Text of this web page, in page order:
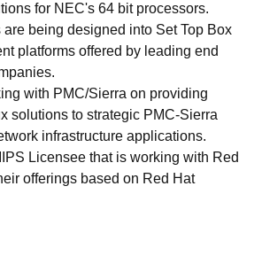
for NEC's 64 bit processors.
being designed into Set Top Box
platforms offered by leading end
with PMC/Sierra on providing
solutions to strategic PMC-Sierra
infrastructure applications.
Licensee that is working with Red
offerings based on Red Hat